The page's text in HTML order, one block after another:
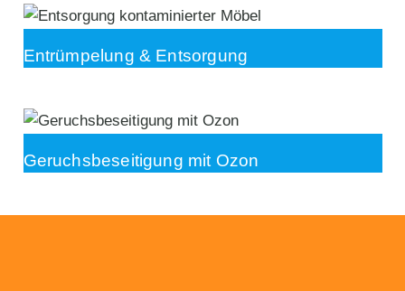
Entrümpelung & Entsorgung
Geruchsbeseitigung mit Ozon